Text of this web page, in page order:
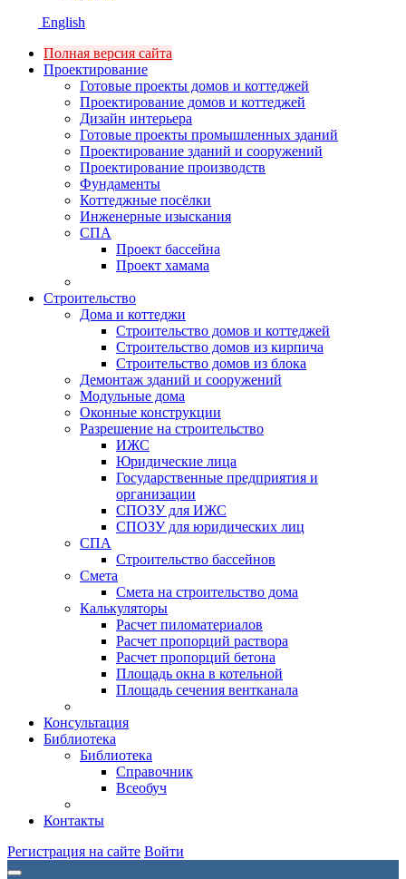
English
Полная версия сайта
Проектирование
Готовые проекты домов и коттеджей
Проектирование домов и коттеджей
Дизайн интерьера
Готовые проекты промышленных зданий
Проектирование зданий и сооружений
Проектирование производств
Фундаменты
Коттеджные посёлки
Инженерные изыскания
СПА
Проект бассейна
Проект хамама
Строительство
Дома и коттеджи
Строительство домов и коттеджей
Строительство домов из кирпича
Строительство домов из блока
Демонтаж зданий и сооружений
Модульные дома
Оконные конструкции
Разрешение на строительство
ИЖС
Юридические лица
Государственные предприятия и
организации
СПОЗУ для ИЖС
СПОЗУ для юридических лиц
СПА
Строительство бассейнов
Смета
Смета на строительство дома
Калькуляторы
Расчет пиломатериалов
Расчет пропорций раствора
Расчет пропорций бетона
Площадь окна в котельной
Площадь сечения вентканала
Консультация
Библиотека
Библиотека
Справочник
Всеобуч
Контакты
Регистрация на сайте Войти